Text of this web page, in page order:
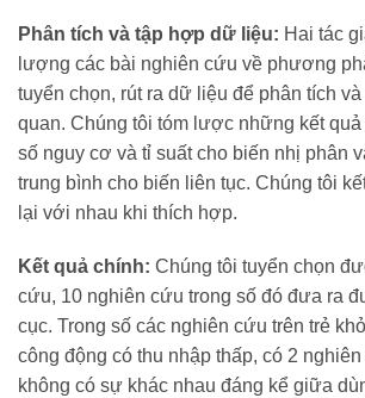
Phân tích và tập hợp dữ liệu: Hai tác
lượng các bài nghiên cứu về phương
tuyển chọn, rút ra dữ liệu để phân tích
quan. Chúng tôi tóm lược những kết
số nguy cơ và tỉ suất cho biến nhị phân
trung bình cho biến liên tục. Chúng tôi
lại với nhau khi thích hợp.
Kết quả chính: Chúng tôi tuyển chọn
cứu, 10 nghiên cứu trong số đó đưa ra
cục. Trong số các nghiên cứu trên trẻ
công động có thu nhập thấp, có 2
không có sự khác nhau đáng kể giữa